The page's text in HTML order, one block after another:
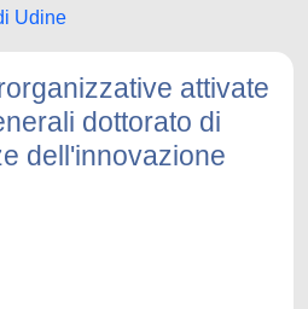
Udine
attivate
dottorato di
dell'innovazione